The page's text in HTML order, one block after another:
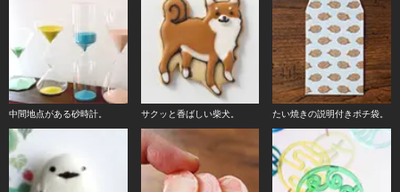
中間地点がある砂時計。 サクッと香ばしい柴犬。 たい焼きの説明付きポチ袋。